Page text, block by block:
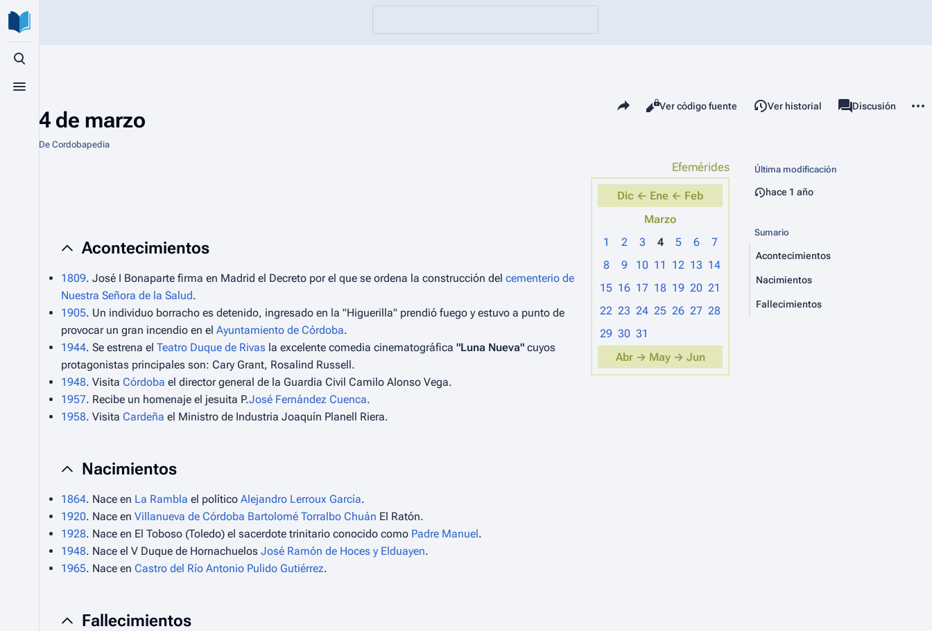
Búsqueda alternativa
Menú alternativo
4 de marzo
De Cordobapedia
Comparte esta página
Vistas
Leer
Ver código fuente Ver historial associated-pages
Página
Discusión
Efemérides
Dic ← Ene ← Feb
Marzo
1
2 3 4 5 6
7
8
9 10 11 12 13 14
15 16 17 18 19 20 21
22 23 24 25 26 27 28
29 30 31
Abr → May → Jun
Acontecimientos
1809. José I Bonaparte firma en Madrid el Decreto por el que se ordena la construcción del cementerio de
Nuestra Señora de la Salud.
1905. Un individuo borracho es detenido, ingresado en la "Higuerilla" prendió fuego y estuvo a punto de
provocar un gran incendio en el Ayuntamiento de Córdoba.
1944. Se estrena el Teatro Duque de Rivas la excelente comedia cinematográfica "Luna Nueva" cuyos
protagonistas principales son: Cary Grant, Rosalind Russell.
1948. Visita Córdoba el director general de la Guardia Civil Camilo Alonso Vega.
1957. Recibe un homenaje el jesuita P.José Fernández Cuenca.
1958. Visita Cardeña el Ministro de Industria Joaquín Planell Riera.
Nacimientos
1864. Nace en La Rambla el político Alejandro Lerroux García.
1920. Nace en Villanueva de Córdoba Bartolomé Torralbo Chuán El Ratón.
1928. Nace en El Toboso (Toledo) el sacerdote trinitario conocido como Padre Manuel.
1948. Nace el V Duque de Hornachuelos José Ramón de Hoces y Elduayen.
1965. Nace en Castro del Río Antonio Pulido Gutiérrez.
Fallecimientos
Última modificación
hace 1 año
Sumario
Acontecimientos
Nacimientos
Fallecimientos